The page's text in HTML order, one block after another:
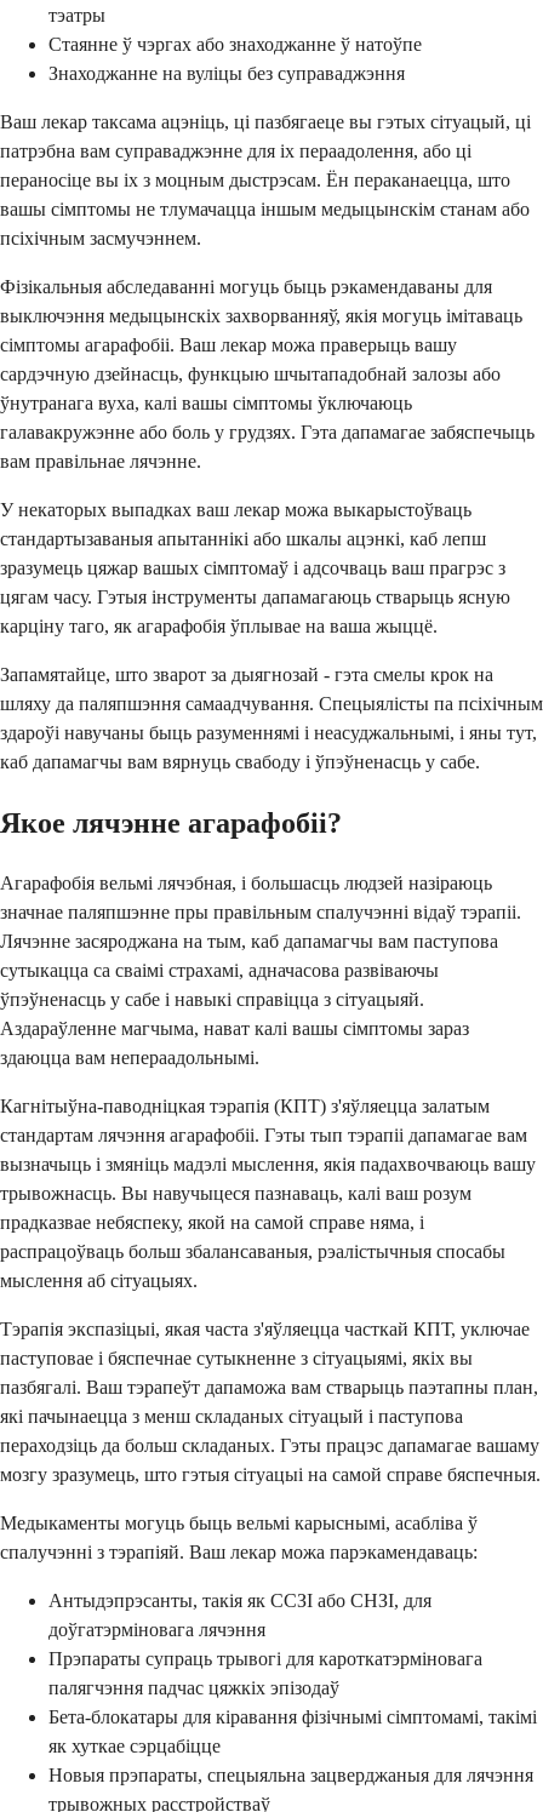
тэатры
Стаянне ў чэргах або знаходжанне ў натоўпе
Знаходжанне на вуліцы без суправаджэння
Ваш лекар таксама ацэніць, ці пазбягаеце вы гэтых сітуацый, ці
патрэбна вам суправаджэнне для іх пераадолення, або ці
пераносіце вы іх з моцным дыстрэсам. Ён пераканаецца, што
вашы сімптомы не тлумачацца іншым медыцынскім станам або
псіхічным засмучэннем.
Фізікальныя абследаванні могуць быць рэкамендаваны для
выключэння медыцынскіх захворванняў, якія могуць імітаваць
сімптомы агарафобіі. Ваш лекар можа праверыць вашу
сардэчную дзейнасць, функцыю шчытападобнай залозы або
ўнутранага вуха, калі вашы сімптомы ўключаюць
галавакружэнне або боль у грудзях. Гэта дапамагае забяспечыць
вам правільнае лячэнне.
У некаторых выпадках ваш лекар можа выкарыстоўваць
стандартызаваныя апытаннікі або шкалы ацэнкі, каб лепш
зразумець цяжар вашых сімптомаў і адсочваць ваш прагрэс з
цягам часу. Гэтыя інструменты дапамагаюць стварыць ясную
карціну таго, як агарафобія ўплывае на ваша жыццё.
Запамятайце, што зварот за дыягнозай - гэта смелы крок на
шляху да паляпшэння самаадчування. Спецыялісты па псіхічным
здароўі навучаны быць разуменнямі і неасуджальнымі, і яны тут,
каб дапамагчы вам вярнуць свабоду і ўпэўненасць у сабе.
Якое лячэнне агарафобіі?
Агарафобія вельмі лячэбная, і большасць людзей назіраюць
значнае паляпшэнне пры правільным спалучэнні відаў тэрапіі.
Лячэнне засяроджана на тым, каб дапамагчы вам паступова
сутыкацца са сваімі страхамі, адначасова развіваючы
ўпэўненасць у сабе і навыкі справіцца з сітуацыяй.
Аздараўленне магчыма, нават калі вашы сімптомы зараз
здаюцца вам непераадольнымі.
Кагнітыўна-паводніцкая тэрапія (КПТ) з'яўляецца залатым
стандартам лячэння агарафобіі. Гэты тып тэрапіі дапамагае вам
вызначыць і змяніць мадэлі мыслення, якія падахвочваюць вашу
трывожнасць. Вы навучыцеся пазнаваць, калі ваш розум
прадказвае небяспеку, якой на самой справе няма, і
распрацоўваць больш збалансаваныя, рэалістычныя спосабы
мыслення аб сітуацыях.
Тэрапія экспазіцыі, якая часта з'яўляецца часткай КПТ, уключае
паступовае і бяспечнае сутыкненне з сітуацыямі, якіх вы
пазбягалі. Ваш тэрапеўт дапаможа вам стварыць паэтапны план,
які пачынаецца з менш складаных сітуацый і паступова
пераходзіць да больш складаных. Гэты працэс дапамагае вашаму
мозгу зразумець, што гэтыя сітуацыі на самой справе бяспечныя.
Медыкаменты могуць быць вельмі карыснымі, асабліва ў
спалучэнні з тэрапіяй. Ваш лекар можа парэкамендаваць:
Антыдэпрэсанты, такія як ССЗІ або СНЗІ, для
доўгатэрміновага лячэння
Прэпараты супраць трывогі для кароткатэрміновага
палягчэння падчас цяжкіх эпізодаў
Бета-блокатары для кіравання фізічнымі сімптомамі, такімі
як хуткае сэрцабіцце
Новыя прэпараты, спецыяльна зацверджаныя для лячэння
трывожных расстройстваў